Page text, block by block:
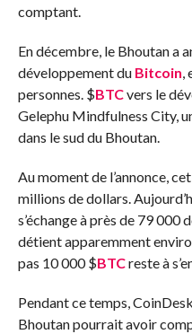
comptant.
En décembre, le Bhoutan a
développement du Bitcoin,
personnes. $BTCvers le
Gelephu Mindfulness City,
dans le sud du Bhoutan.
Au moment de l’annonce,
millions de dollars.
s’échange à près de 79 000
détient apparemment
pas 10 000$BTCreste à
Pendant ce temps,
Bhoutan pourrait avoir